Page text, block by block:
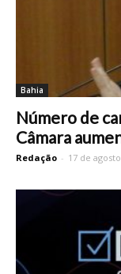
Bahia
Número de
Câmara
Redação - 17 de